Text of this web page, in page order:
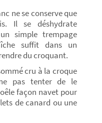
ne se conserve que
Il se déshydrate
simple trempage
suffit dans un
du croquant.
cru à la croque
pas tenter de le
façon navet pour
de canard ou une